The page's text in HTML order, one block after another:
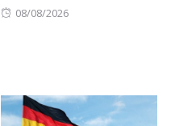
Posted
08/08/2026